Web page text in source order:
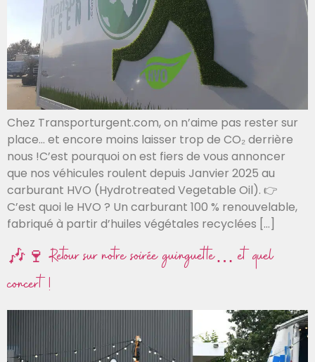
Chez Transporturgent.com, on n’aime pas rester sur
place… et encore moins laisser trop de CO₂ derrière
nous !C’est pourquoi on est fiers de vous annoncer
que nos véhicules roulent depuis Janvier 2025 au
carburant HVO (Hydrotreated Vegetable Oil). 👉
C’est quoi le HVO ? Un carburant 100 % renouvelable,
fabriqué à partir d’huiles végétales recyclées […]
🎶🍷 Retour sur notre soirée guinguette… et quel
concert !